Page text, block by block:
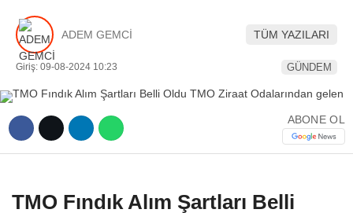
3. SAYFA
SPOR
KÜLTÜR SANAT
YAZARLAR
ADEM GEMCİ TÜM YAZILARI
Giriş: 09-08-2024 10:23 GÜNDEM
ABONE OL
TMO Fındık Alım Şartları Belli